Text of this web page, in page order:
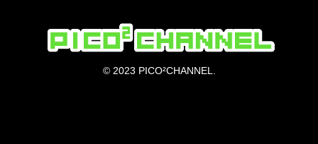
© 2023 PICO²CHANNEL.